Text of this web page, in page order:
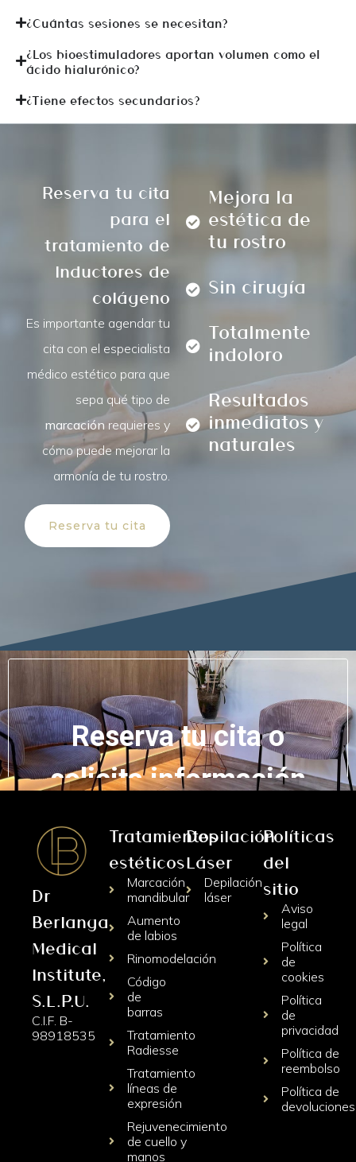
¿Cuántas sesiones se necesitan?
¿Los bioestimuladores aportan volumen como el
ácido hialurónico?
¿Tiene efectos secundarios?
Reserva tu cita
para el
tratamiento de
Inductores de
colágeno
Es importante agendar tu
cita con el especialista
médico estético para que
sepa qué tipo de
marcación requieres y
cómo puede mejorar la
armonía de tu rostro.
Reserva tu cita
Mejora la
estética de
tu rostro
Sin cirugía
Totalmente
indoloro
Resultados
inmediatos y
naturales
Dr
Berlanga
Medical
Institute,
S.L.P.U.
C.I.F. B-
98918535
Tratamientos
estéticos
Marcación
mandibular
Aumento
de labios
Rinomodelación
Código
de
barras
Tratamiento
Radiesse
Tratamiento
líneas de
expresión
Rejuvenecimiento
de cuello y
manos
Depilación
Láser
Depilación
láser
Políticas
del
sitio
Aviso
legal
Política
de
cookies
Política
de
privacidad
Política de
reembolso
Política de
devoluciones